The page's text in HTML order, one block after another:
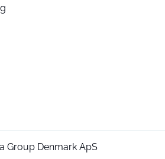
Group Denmark ApS